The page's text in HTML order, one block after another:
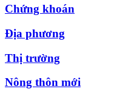
Chứng khoán
Địa phương
Thị trường
Nông thôn mới